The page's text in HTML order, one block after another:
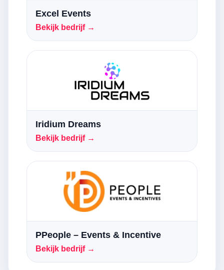
Excel Events
Bekijk bedrijf →
Iridium Dreams
Bekijk bedrijf →
PPeople – Events & Incentive
Bekijk bedrijf →